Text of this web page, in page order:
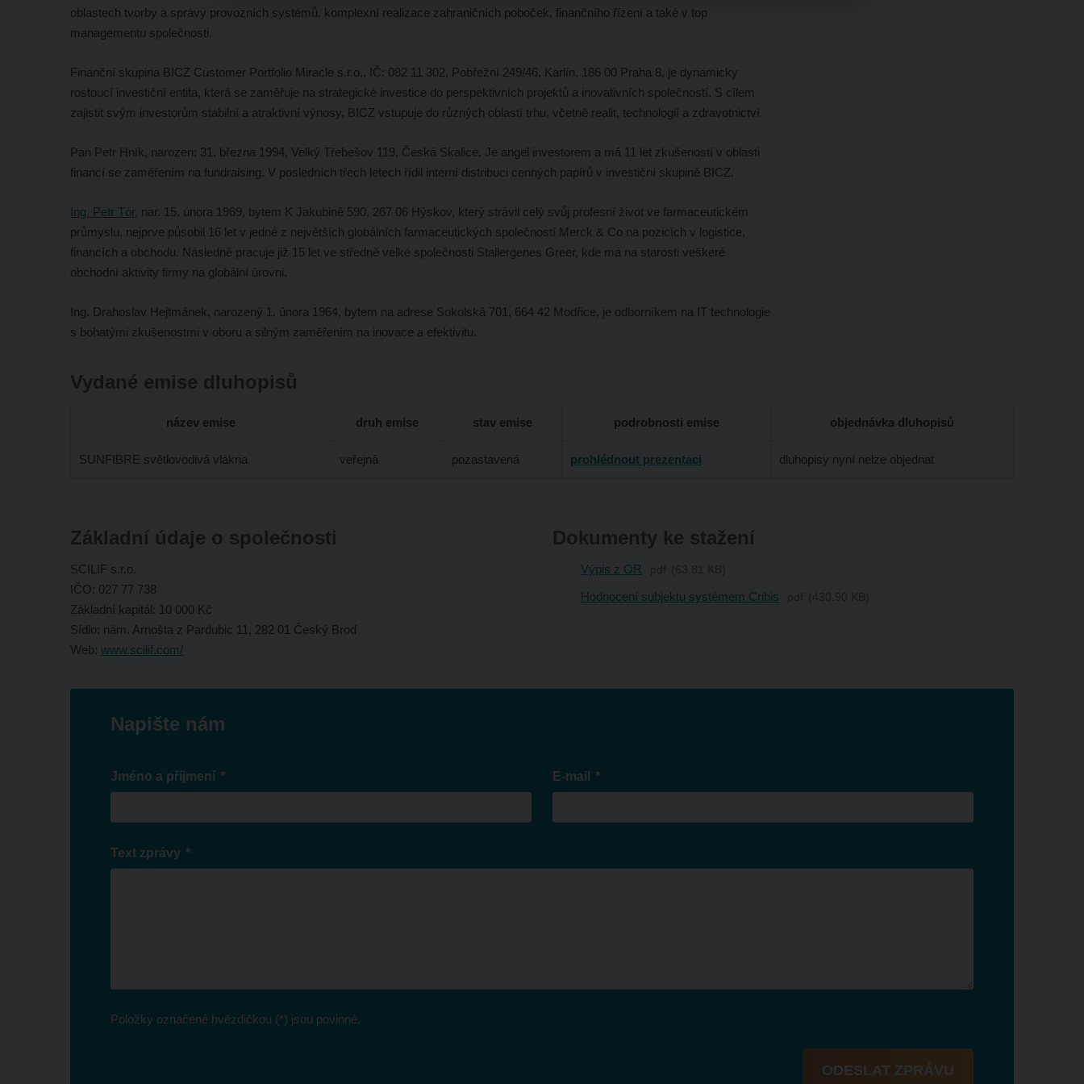
oblastech tvorby a správy provozních systémů, komplexní realizace zahraničních poboček, finančního řízení a také v top
managementu společnosti.
Finanční skupina BICZ Customer Portfolio Miracle s.r.o., IČ: 082 11 302, Pobřežní 249/46, Karlín, 186 00 Praha 8, je dynamicky
rostoucí investiční entita, která se zaměřuje na strategické investice do perspektivních projektů a inovativních společností. S cílem
zajistit svým investorům stabilní a atraktivní výnosy, BICZ vstupuje do různých oblastí trhu, včetně realit, technologií a zdravotnictví.
Pan Petr Hník, narozen: 31. března 1994, Velký Třebešov 119, Česká Skalice. Je angel investorem a má 11 let zkušeností v oblasti
financí se zaměřením na fundraising. V posledních třech letech řídil interní distribuci cenných papírů v investiční skupině BICZ.
Ing. Petr Tór, nar. 15. února 1969, bytem K Jakubině 590, 267 06 Hýskov, který strávil celý svůj profesní život ve farmaceutickém
průmyslu, nejprve působil 16 let v jedné z největších globálních farmaceutických společností Merck & Co na pozicích v logistice,
financích a obchodu. Následně pracuje již 15 let ve středně velké společnosti Stallergenes Greer, kde má na starosti veškeré
obchodní aktivity firmy na globální úrovni.
Ing. Drahoslav Hejtmánek, narozený 1. února 1964, bytem na adrese Sokolská 701, 664 42 Modřice, je odborníkem na IT technologie
s bohatými zkušenostmi v oboru a silným zaměřením na inovace a efektivitu.
Vydané emise dluhopisů
název emise druh emise stav emise podrobnosti emise objednávka dluhopisů
SUNFIBRE světlovodivá vlákna veřejná pozastavená prohlédnout prezentaci dluhopisy nyní nelze objednat
Základní údaje o společnosti
SCILIF s.r.o.
IČO: 027 77 738
Základní kapitál: 10 000 Kč
Sídlo: nám. Arnošta z Pardubic 11, 282 01 Český Brod
Web: www.scilif.com/
Dokumenty ke stažení
Výpis z OR
Hodnocení subjektu systémem Cribis
Napište nám
Jméno a příjmení * E-mail *
Text zprávy *
Položky označené hvězdičkou (*) jsou povinné.
ODESLAT ZPRÁVU